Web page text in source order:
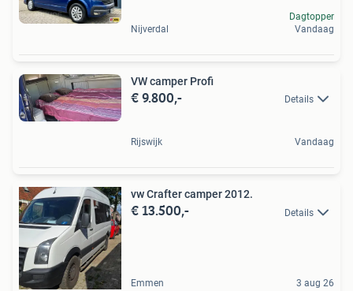
Nijverdal
Dagtopper
Vandaag
VW camper Profi
€ 9.800,- Details
Rijswijk Vandaag
vw Crafter camper 2012.
€ 13.500,- Details
Emmen 3 aug 26